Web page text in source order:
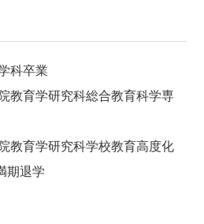
科卒業
育学研究科総合教育科学専
育学研究科学校教育高度化
期退学